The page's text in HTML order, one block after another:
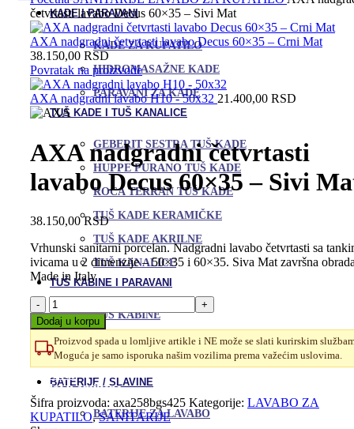
KADE I PARAVANI
KADE ZA KUPATILO
HIDROMASAŽNE KADE
PARAVANI ZA KADE
TUŠ KADE I TUŠ KANALICE
GEBERIT SESTRA TUŠ KADE
HUPPE PURANO TUŠ KADE
ROCA TERRAN TUŠ KADE
TUŠ KADE KERAMIČKE
TUŠ KADE AKRILNE
TUŠ KANALICE
TUŠ KABINE I PARAVANI
TUŠ KABINE
PARAVANI ZA TUŠ KABINE
WALK IN PARAVANI – TUŠ STENE
BATERIJE / SLAVINE
BATERIJE ZA LAVABO
četvrtasti lavabo Decus 60×35 – Sivi Mat
AXA nadgradni četvrtasti lavabo Decus 60×35 – Crni Mat
38.150,00 RSD
Povratak na proizvode
AXA nadgradni lavabo H10 - 50x32 21.400,00 RSD
AXA nadgradni četvrtasti
lavabo Decus 60×35 – Sivi
38.150,00RSD
Vrhunski sanitarni porcelan. Nadgradni lavabo četvrtasti sa
ivicama u 2 dimenzije – 50×35 i 60×35. Siva Mat završna
Made in Italy
AXA
nadgradni
četvrtasti
lavabo
Decus
–
Sivi
Mat
Dodaj u korpu
Proizvod spada u lomljive artikle i NE može se slati kurirskim
Moguća je samo isporuka našim vozilima prema važećim uslovima.
Dodaj u omiljene
Šifra proizvoda: axa258bgs425 Kategorije: LAVABO ZA
KUPATILO, SANITARIJE